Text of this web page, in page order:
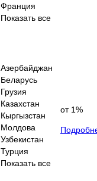
Франция
Показать все
Азербайджан
Беларусь
Грузия
Казахстан
Кыргызстан
Молдова
Узбекистан
Турция
Показать все
от 1%